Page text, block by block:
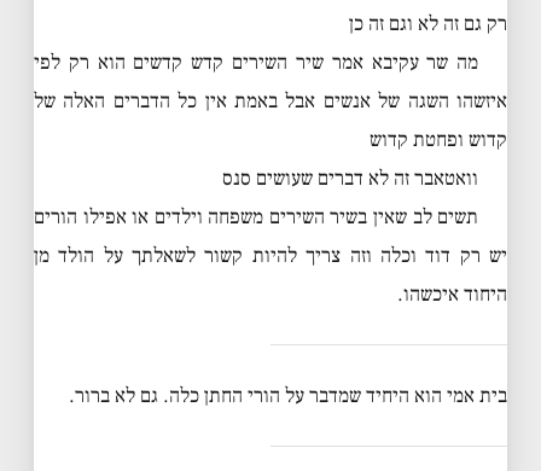
רק גם זה לא וגם זה כן
מה שר עקיבא אמר שיר השירים קדש קדשים הוא רק לפי
איזשהו השגה של אנשים אבל באמת אין כל הדברים האלה של
קדוש ופחטת קדוש
וואטאבר זה לא דברים שעושים סנס
תשים לב שאין בשיר השירים משפחה וילדים או אפילו הורים
יש רק דוד וכלה וזה צריך להיות קשור לשאלתך על הולד מן
היחוד איכשהו.
בית אמי הוא היחיד שמדבר על הורי החתן כלה. גם לא ברור.